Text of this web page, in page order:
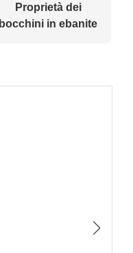
Proprietà dei
bocchini in ebanite